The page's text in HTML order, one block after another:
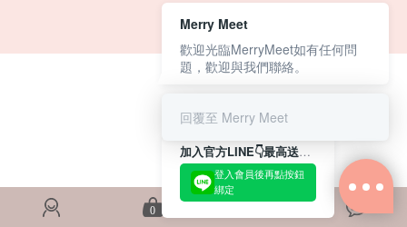
0
加入官方LINE👇最高送180元購物金.ᐟ.ᐟ
登入會員後再點按鈕
綁定
Merry Meet
歡迎光臨MerryMeet如有任何問
題，歡迎與我們聯絡。
回覆至 Merry Meet